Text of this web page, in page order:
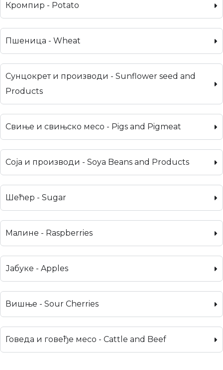
Кромпир - Potato
Пшеница - Wheat
Сунцокрет и производи - Sunflower seed and
Products
Свиње и свињско месо - Pigs and Pigmeat
Соја и производи - Soya Beans and Products
Шећер - Sugar
Малине - Raspberries
Јабуке - Apples
Вишње - Sour Cherries
Говеда и говеђе месо - Cattle and Beef